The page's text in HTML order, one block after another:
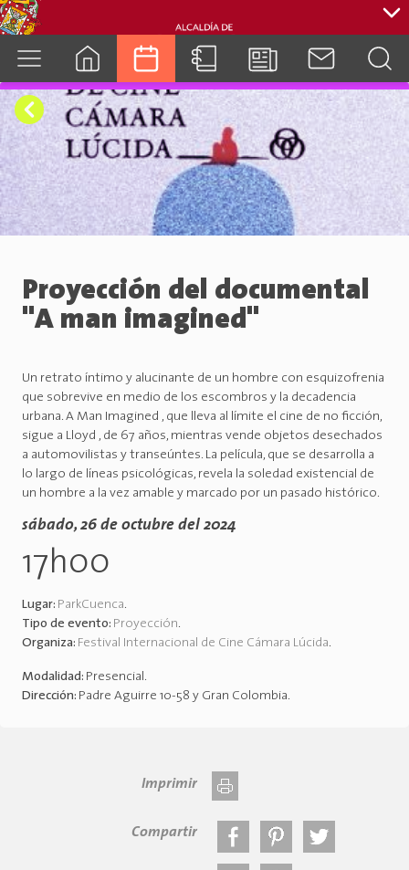
cuenca.gob.ec
Proyección del documental
"A man imagined"
Un retrato íntimo y alucinante de un hombre con esquizofrenia
que sobrevive en medio de los escombros y la decadencia
urbana. A Man Imagined , que lleva al límite el cine de no ficción,
sigue a Lloyd , de 67 años, mientras vende objetos desechados
a automovilistas y transeúntes. La película, que se desarrolla a
lo largo de líneas psicológicas, revela la soledad existencial de
un hombre a la vez amable y marcado por un pasado histórico.
sábado, 26 de octubre del 2024
17h00
Lugar: ParkCuenca.
Tipo de evento: Proyección.
Organiza: Festival Internacional de Cine Cámara Lúcida.
Modalidad: Presencial.
Dirección: Padre Aguirre 10-58 y Gran Colombia.
Imprimir
Compartir